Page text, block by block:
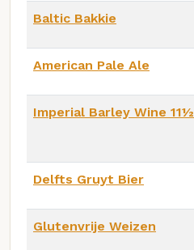
Baltic Bakkie
American Pale Ale
Imperial Barley Wine 11½
Delfts Gruyt Bier
Glutenvrije Weizen